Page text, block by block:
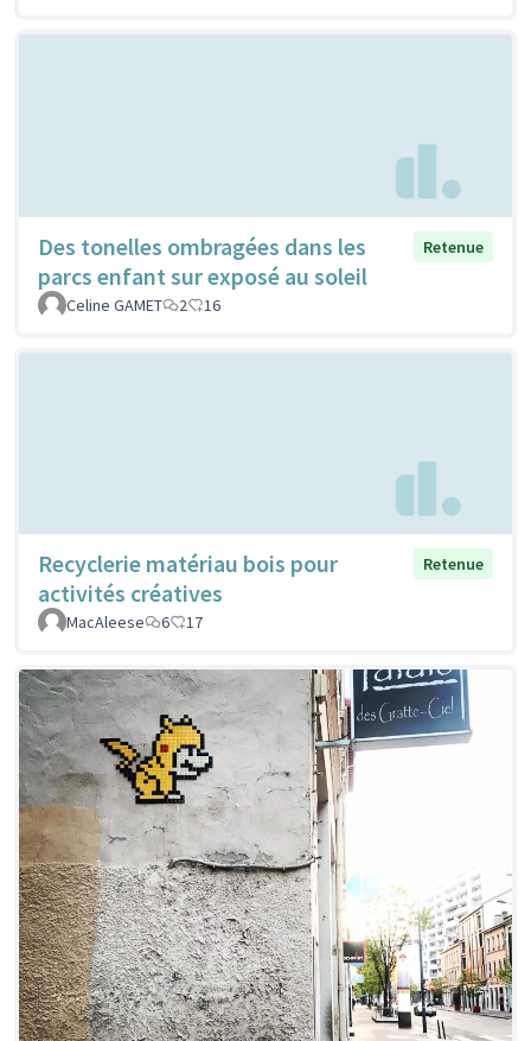
Des tonelles ombragées dans les
parcs enfant sur exposé au soleil
Retenue
Celine GAMET 2 16
Recyclerie matériau bois pour
activités créatives
Retenue
MacAleese 6 17